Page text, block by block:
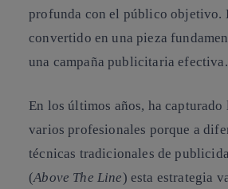
profunda con el público objetivo.
convertido en una pieza
una campaña publicitaria efectiva.
En los últimos años, ha capturado
varios profesionales porque a
técnicas tradicionales de
(Above The Line) esta estrategia